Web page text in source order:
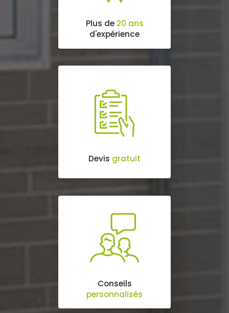
Plus de 20 ans
d'expérience
Devis gratuit
Conseils
personnalisés